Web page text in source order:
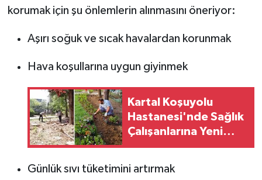
korumak için şu önlemlerin alınmasını öneriyor:
Aşırı soğuk ve sıcak havalardan korunmak
Hava koşullarına uygun giyinmek
Kartal Koşuyolu
Hastanesi'nde Sağlık
Çalışanlarına Yeni
Yaşam ve Dinlenme
Günlük sıvı tüketimini artırmak